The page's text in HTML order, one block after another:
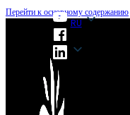
Перейти к основному содержанию
RU